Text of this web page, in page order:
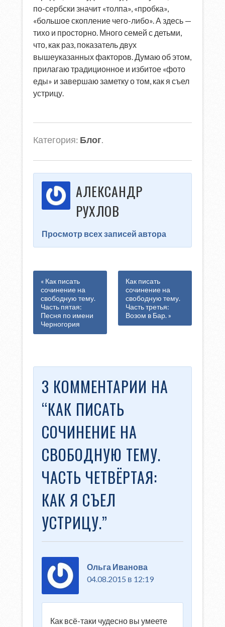
по-сербски значит «толпа», «пробка»,
«большое скопление чего-либо». А здесь —
тихо и просторно. Много семей с детьми,
что, как раз, показатель двух
вышеуказанных факторов. Думаю об этом,
прилагаю традиционное и избитое «фото
еды» и завершаю заметку о том, как я съел
устрицу.
Категория: Блог.
АЛЕКСАНДР
РУХЛОВ
Просмотр всех записей автора
« Как писать
сочинение на
свободную тему.
Часть пятая:
Песня по имени
Черногория
Как писать
сочинение на
свободную тему.
Часть третья:
Возом в Бар. »
3 КОММЕНТАРИИ НА
“КАК ПИСАТЬ
СОЧИНЕНИЕ НА
СВОБОДНУЮ ТЕМУ.
ЧАСТЬ ЧЕТВЁРТАЯ:
КАК Я СЪЕЛ
УСТРИЦУ.”
Ольга Иванова
04.08.2015 в 12:19
Как всё-таки чудесно вы умеете